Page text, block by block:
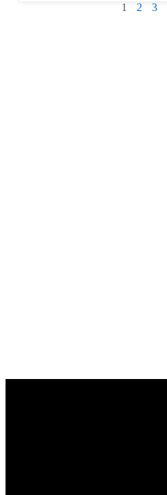
1 2 3